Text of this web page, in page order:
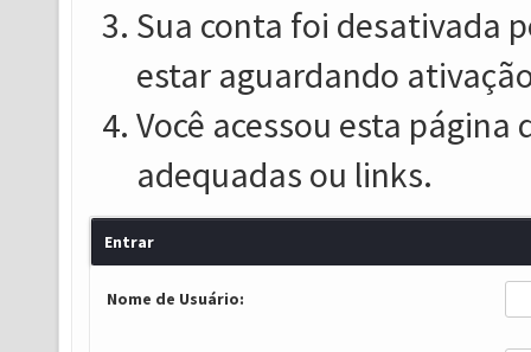
Sua conta foi desativada
estar aguardando
Você acessou esta
adequadas ou links.
Entrar
Nome de Usuário: